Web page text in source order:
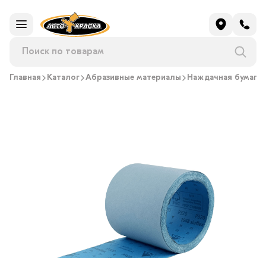
Главная Каталог Абразивные материалы Наждачная бумага